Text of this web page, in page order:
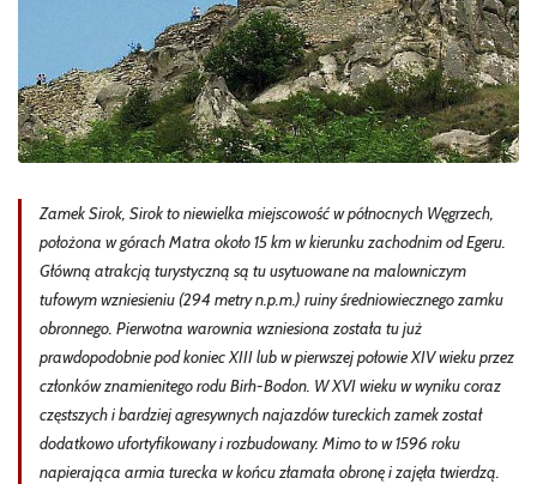
Zamek Sirok, Sirok to niewielka miejscowość w północnych Węgrzech,
położona w górach Matra około 15 km w kierunku zachodnim od Egeru.
Główną atrakcją turystyczną są tu usytuowane na malowniczym
tufowym wzniesieniu (294 metry n.p.m.) ruiny średniowiecznego zamku
obronnego. Pierwotna warownia wzniesiona została tu już
prawdopodobnie pod koniec XIII lub w pierwszej połowie XIV wieku przez
członków znamienitego rodu Birh-Bodon. W XVI wieku w wyniku coraz
częstszych i bardziej agresywnych najazdów tureckich zamek został
dodatkowo ufortyfikowany i rozbudowany. Mimo to w 1596 roku
napierająca armia turecka w końcu złamała obronę i zajęła twierdzą.